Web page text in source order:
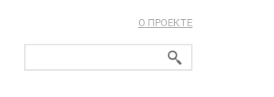
О ПРОЕКТЕ